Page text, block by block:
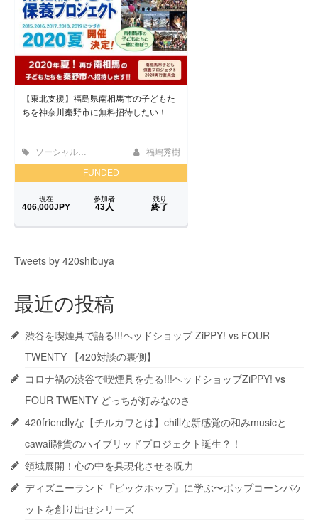
Tweets by 420shibuya
最近の投稿
渋谷を喫煙具で語る!!!ヘッドショップ ZiPPY! vs FOUR
TWENTY 【420対談の裏側】
コロナ禍の渋谷で喫煙具を売る!!!ヘッドショップZiPPY! vs
FOUR TWENTY どっちが好みなのさ
420friendlyな【チルカワとは】chillな新感覚の和みmusicと
cawaii雑貨のハイブリッドプロジェクト誕生？！
領域展開！心の中を具現化させる呪力
ディズニーランド『ビックホップ』に学ぶ〜ポップコーンバケ
ットを創り出せシリーズ